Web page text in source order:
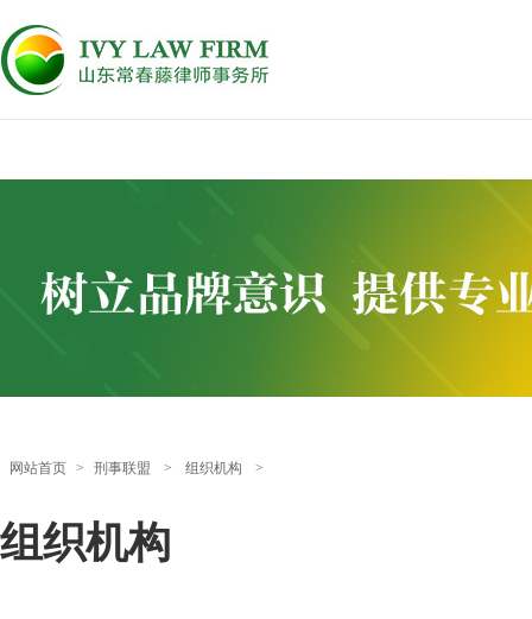
网站首页 > 刑事联盟 > 组织机构 >
组织机构